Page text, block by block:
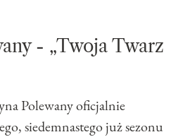
- „Twoja Twarz
Polewany oficjalnie
siedemnastego już sezonu